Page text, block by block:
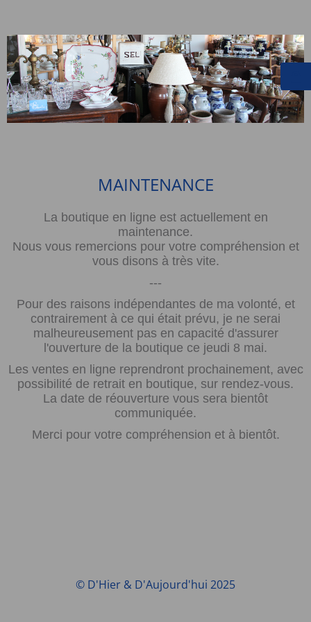
MAINTENANCE
La boutique en ligne est actuellement en
maintenance.
Nous vous remercions pour votre compréhension et
vous disons à très vite.
---
Pour des raisons indépendantes de ma volonté, et
contrairement à ce qui était prévu, je ne serai
malheureusement pas en capacité d'assurer
l'ouverture de la boutique ce jeudi 8 mai.
Les ventes en ligne reprendront prochainement, avec
possibilité de retrait en boutique, sur rendez-vous.
La date de réouverture vous sera bientôt
communiquée.
Merci pour votre compréhension et à bientôt.
© D'Hier & D'Aujourd'hui 2025